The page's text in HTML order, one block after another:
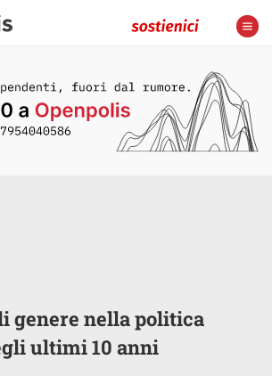
genere nella politica
ultimi 10 anni